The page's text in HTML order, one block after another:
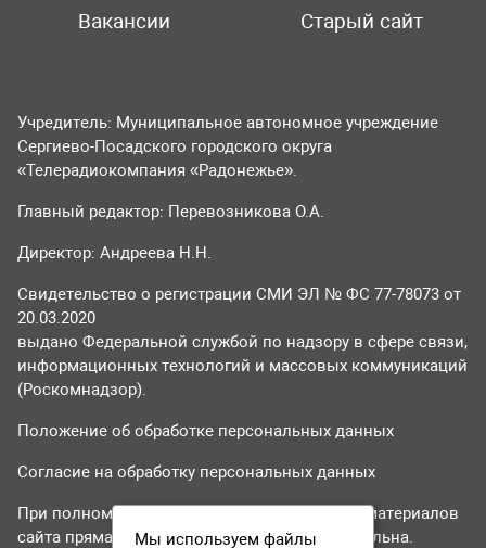
Вакансии
Старый сайт
Учредитель: Муниципальное автономное учреждение
Сергиево-Посадского городского округа
«Телерадиокомпания «Радонежье».
Главный редактор: Перевозникова О.А.
Директор: Андреева Н.Н.
Свидетельство о регистрации СМИ ЭЛ № ФС 77-78073 от
20.03.2020
выдано Федеральной службой по надзору в сфере связи,
информационных технологий и массовых коммуникаций
(Роскомнадзор).
Положение об обработке персональных данных
Согласие на обработку персональных данных
При полном или частичном использовании материалов
сайта прямая гиперссылка на tvr24.tv обязательна.
Мы используем файлы